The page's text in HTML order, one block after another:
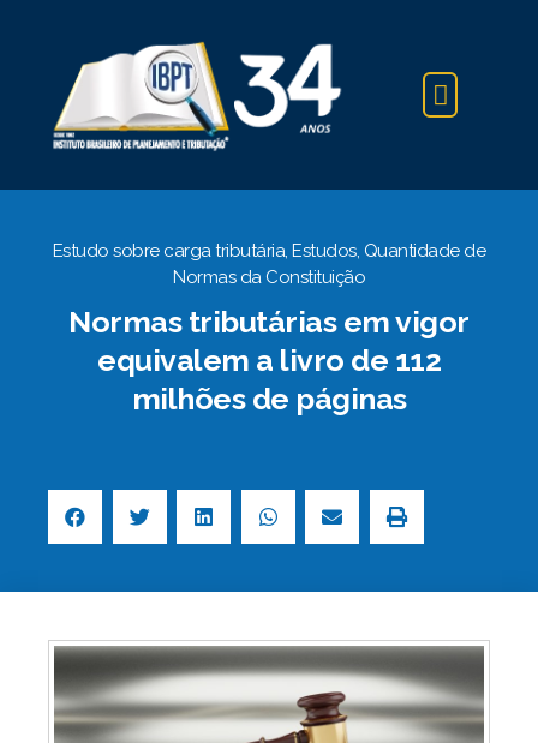
Estudo sobre carga tributária,Estudos, Quantidade de
Normas da Constituição
Normas tributárias em vigor
equivalem a livro de 112
milhões de páginas